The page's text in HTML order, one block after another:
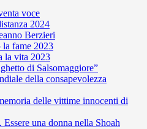
voce
2024
Berzieri
la fame 2023
la vita 2023
di Salsomaggiore”
della consapevolezza
delle vittime innocenti di
una donna nella Shoah